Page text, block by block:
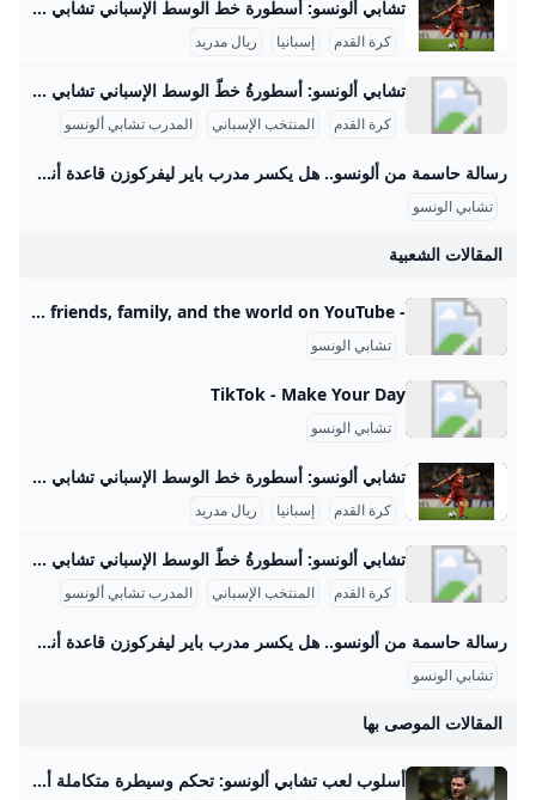
تشابي ألونسو: أسطورة خط الوسط الإسباني تشابي ألونسو هو لاعب وسط إسباني مميز بدأ مسيرته الاحترافية في ريال سوسيداد بين سنوات 1999 و2004، حيث أظهر مهاراته في تمرير الكرة ورؤيته التكتيكية. ثم انتقل إلى ليفربول في 2004 حيث خاض 210 مباراة رسمية وسجل 18 هدفًا، وبرز في موسم 2004-2005 عندما قاد الفريق للفوز بدوري أبطال أوروبا، مسجلاً هدفًا حاسمًا في النهائي ضد ميلان. بعد ليفربول، انتقل إلى ريال مدريد بين 2009 و2014، وشارك في 236 مباراة وأحرز 6 أهداف، وفاز معهم بالدوري الإسباني 2011-2012 وكأس أبطال أوروبا 2013-2014، بالإضافة إلى ألقاب محلية متعددة.
كرة القدم إسبانيا ريال مدريد
تشابي ألونسو: أسطورةُ خطّ الوسط الإسباني تشابي ألونسو هو لاعب كرة قدم إسباني سابق ومدرب حالي، يُعد من أبرز لاعبي خط الوسط في جيله وأحد أفضل المدربين الشباب في العالم. وُلد في 25 نوفمبر 1981 في تولوسا بإسبانيا. بدأ مسيرته الكروية مع نادي ريال سوسيداد قبل أن ينتقل إلى ليفربول عام 2004 مقابل 10.5 مليون جنيه إسترليني، حيث فاز بدوري أبطال أوروبا في موسمه الأول وسجل هدف التعادل في النهائي ضد ميلان. بعد ليفربول، انتقل إلى ريال مدريد في 2009، وحقق معه عدة ألقاب منها الدوري الإسباني ودوري الأبطال.
كرة القدم المنتخب الإسباني المدرب تشابي ألونسو
رسالة حاسمة من ألونسو.. هل يكسر مدرب باير ليفركوزن قاعدة أنشيلوتي الشهيرة مبكرًا؟ – جريدة مانشيت بدأ تشابي ألونسو، المدير الفني الجديد لريال مدريد، عهده بسياسة واضحة وحازمة، حيث أجرى تغييرات جذرية في التشكيلة خلال مواجهة ريال أوفيدو، في رسالة مفادها أن اقرأ أيضًا:مفاجأة سارة للاعبين.. قرار حاسم من جون إدوارد يفاجئ الجميع قبل مواجهة الزمالك ووادي دجلة تغييرات مفاجئة تهز تشكيلة الميرينغي أمام أوفيدو في مباراة ريال أوفيدو التي فاز بها ريال مدريد متابعةلاثة أهداف نظيفة أول أمس الأحد، قام تشابي ألونسو بإجراء أربعة تغييرات على التشكيلة التي خاضت المباراة الافتتاحية للدوري الإسباني ضد أوساسونا.
تشابي الونسو
المقالات الشعبية
- YouTube Enjoy the videos and music you love, upload original content, and share it all with friends, family, and the world on YouTube.
تشابي الونسو
TikTok - Make Your Day
تشابي الونسو
تشابي ألونسو: أسطورة خط الوسط الإسباني تشابي ألونسو هو لاعب وسط إسباني مميز بدأ مسيرته الاحترافية في ريال سوسيداد بين سنوات 1999 و2004، حيث أظهر مهاراته في تمرير الكرة ورؤيته التكتيكية. ثم انتقل إلى ليفربول في 2004 حيث خاض 210 مباراة رسمية وسجل 18 هدفًا، وبرز في موسم 2004-2005 عندما قاد الفريق للفوز بدوري أبطال أوروبا، مسجلاً هدفًا حاسمًا في النهائي ضد ميلان. بعد ليفربول، انتقل إلى ريال مدريد بين 2009 و2014، وشارك في 236 مباراة وأحرز 6 أهداف، وفاز معهم بالدوري الإسباني 2011-2012 وكأس أبطال أوروبا 2013-2014، بالإضافة إلى ألقاب محلية متعددة.
كرة القدم إسبانيا ريال مدريد
تشابي ألونسو: أسطورةُ خطّ الوسط الإسباني تشابي ألونسو هو لاعب كرة قدم إسباني سابق ومدرب حالي، يُعد من أبرز لاعبي خط الوسط في جيله وأحد أفضل المدربين الشباب في العالم. وُلد في 25 نوفمبر 1981 في تولوسا بإسبانيا. بدأ مسيرته الكروية مع نادي ريال سوسيداد قبل أن ينتقل إلى ليفربول عام 2004 مقابل 10.5 مليون جنيه إسترليني، حيث فاز بدوري أبطال أوروبا في موسمه الأول وسجل هدف التعادل في النهائي ضد ميلان. بعد ليفربول، انتقل إلى ريال مدريد في 2009، وحقق معه عدة ألقاب منها الدوري الإسباني ودوري الأبطال.
كرة القدم المنتخب الإسباني المدرب تشابي ألونسو
رسالة حاسمة من ألونسو.. هل يكسر مدرب باير ليفركوزن قاعدة أنشيلوتي الشهيرة مبكرًا؟ – جريدة مانشيت بدأ تشابي ألونسو، المدير الفني الجديد لريال مدريد، عهده بسياسة واضحة وحازمة، حيث أجرى تغييرات جذرية في التشكيلة خلال مواجهة ريال أوفيدو، في رسالة مفادها أن اقرأ أيضًا:مفاجأة سارة للاعبين.. قرار حاسم من جون إدوارد يفاجئ الجميع قبل مواجهة الزمالك ووادي دجلة تغييرات مفاجئة تهز تشكيلة الميرينغي أمام أوفيدو في مباراة ريال أوفيدو التي فاز بها ريال مدريد متابعةلاثة أهداف نظيفة أول أمس الأحد، قام تشابي ألونسو بإجراء أربعة تغييرات على التشكيلة التي خاضت المباراة الافتتاحية للدوري الإسباني ضد أوساسونا.
تشابي الونسو
المقالات الموصى بها
أسلوب لعب تشابي ألونسو: تحكم وسيطرة متكاملة أسلوب لعب تشابي ألونسو يتميز بتكامل الإبداع والصلابة الدفاعية في لاعب وسط متكامل، حيث يجمع ما بين التقنيات العالية والرؤية التكتيكية المتفردة. ألونسو كان يُبرع كلاعب وسط دفاعي وصانع ألعاب عميق بفضل دقته البالغة في التمرير المتنوع والبعيد المدى، مما مكنه من خلق فرص تهديفية لزملائه بسهولة. كما أنه كان يمتلك تسديدة قوية من مسافات بعيدة، وله دور مهم في تنفيذ الكرات الثابتة وركلات الجزاء. بفضل طوله وقوته البدنية، كان نشطًا في الكرات الهوائية وساهم في تسجيل أهداف بالرأس من الكرات الثابتة حينما تقدم لمواقع هجومية، ما جعل منه تهديدًا في كل المناطق بجانب دوره في التمرير والدفاع.